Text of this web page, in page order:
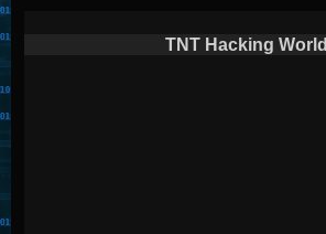
TNT Hacking World